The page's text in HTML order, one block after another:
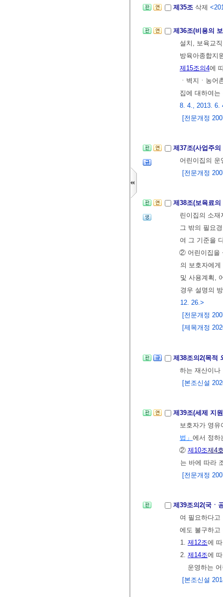
제35조 삭제
제36조(비용의
설치, 보육교
방육아종합지
제15조의4에
ㆍ벽지ㆍ농어
집에 대하여
8. 4., 2013. 6.
[전문개정
제37조(사업주
어린이집의
[전문개정
제38조(보육료
린이집의 소
그 밖의 필요
여 그 기준을
② 어린이집을
의 보호자에
및 사용계획,
경우 설명의
12. 26.>
[전문개정
[제목개정
제38조의2(목적
하는 재산이나
[본조신설
제39조(세제 지
보호자가 영
법」 에서 정하
② 제10조제4
는 바에 따라
[전문개정
제39조의2(국ㆍ
여 필요하다
에도 불구하고
1. 제12조에
2. 제14조에
운영하는
[본조신설